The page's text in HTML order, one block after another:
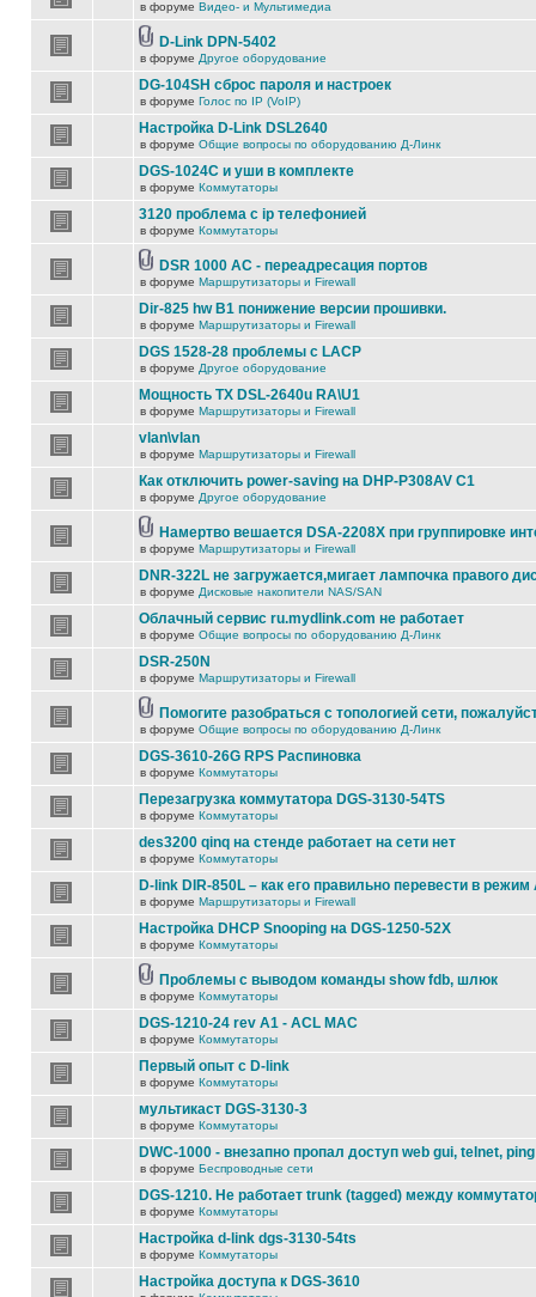
в форуме Видео- и Мультимедиа
D-Link DPN-5402
в форуме Другое оборудование
DG-104SH сброс пароля и настроек
в форуме Голос по IP (VoIP)
Настройка D-Link DSL2640
в форуме Общие вопросы по оборудованию Д-Линк
DGS-1024C и уши в комплекте
в форуме Коммутаторы
3120 проблема с ip телефонией
в форуме Коммутаторы
DSR 1000 AC - переадресация портов
в форуме Маршрутизаторы и Firewall
Dir-825 hw B1 понижение версии прошивки.
в форуме Маршрутизаторы и Firewall
DGS 1528-28 проблемы с LACP
в форуме Другое оборудование
Мощность TX DSL-2640u RA\U1
в форуме Маршрутизаторы и Firewall
vlan\vlan
в форуме Маршрутизаторы и Firewall
Как отключить power-saving на DHP-P308AV C1
в форуме Другое оборудование
Намертво вешается DSA-2208X при группировке
в форуме Маршрутизаторы и Firewall
DNR-322L не загружается,мигает лампочка правого
в форуме Дисковые накопители NAS/SAN
Облачный сервис ru.mydlink.com не работает
в форуме Общие вопросы по оборудованию Д-Линк
DSR-250N
в форуме Маршрутизаторы и Firewall
Помогите разобраться с топологией сети,
в форуме Общие вопросы по оборудованию Д-Линк
DGS-3610-26G RPS Распиновка
в форуме Коммутаторы
Перезагрузка коммутатора DGS-3130-54TS
в форуме Коммутаторы
des3200 qinq на стенде работает на сети нет
в форуме Коммутаторы
D-link DIR-850L – как его правильно перевести в режим
в форуме Маршрутизаторы и Firewall
Настройка DHCP Snooping на DGS-1250-52X
в форуме Коммутаторы
Проблемы с выводом команды show fdb, шлюк
в форуме Коммутаторы
DGS-1210-24 rev A1 - ACL MAC
в форуме Коммутаторы
Первый опыт с D-link
в форуме Коммутаторы
мультикаст DGS-3130-3
в форуме Коммутаторы
DWC-1000 - внезапно пропал доступ web gui, telnet, ping
в форуме Беспроводные сети
DGS-1210. Не работает trunk (tagged) между
в форуме Коммутаторы
Настройка d-link dgs-3130-54ts
в форуме Коммутаторы
Настройка доступа к DGS-3610